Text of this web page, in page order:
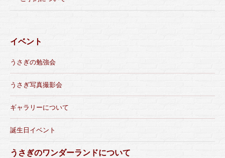
イベント
うさぎの勉強会
うさぎ写真撮影会
ギャラリーについて
誕生日イベント
うさぎのワンダーランドについて